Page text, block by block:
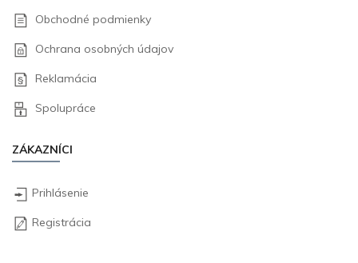
Obchodné podmienky
Ochrana osobných údajov
Reklamácia
Spolupráce
ZÁKAZNÍCI
Prihlásenie
Registrácia